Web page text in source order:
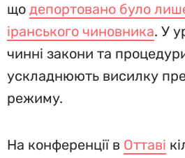
що депортовано було
іранського чиновника. У
чинні закони та
ускладнюють висилку
режиму.
На конференції в Оттаві